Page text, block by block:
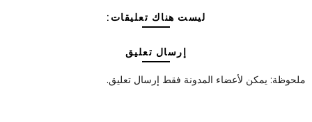
ليست هناك تعليقات:
إرسال تعليق
ملحوظة: يمكن لأعضاء المدونة فقط إرسال تعليق.